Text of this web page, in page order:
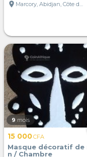
location_on
Marcory, Abidjan, Côte d'Ivoire
9 mois
15 000CFA
Masque décoratif de
n / Chambre